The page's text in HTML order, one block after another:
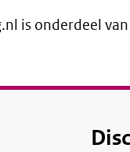
is onderdeel van